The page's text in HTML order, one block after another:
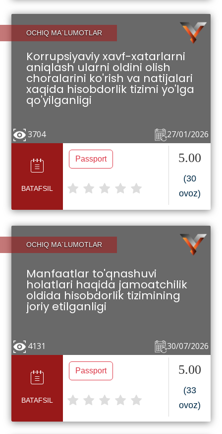
OCHIQ MA`LUMOTLAR
Korrupsiyaviy xavf-xatarlarni
aniqlash ularni oldini olish
choralarini ko'rish va natijalari
xaqida hisobdorlik tizimi yo'lga
qo'yilganligi
27/01/2026
3704
BATAFSIL
Passport 5.00
(30
ovoz)
OCHIQ MA`LUMOTLAR
Manfaatlar to'qnashuvi
holatlari haqida jamoatchilik
oldida hisobdorlik tizimining
joriy etilganligi
30/07/2026
4131
BATAFSIL
Passport 5.00
(33
ovoz)